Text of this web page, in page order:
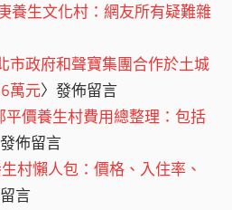
養生文化村：網友所有疑難雜
市政府和聲寶集團合作於土城
萬元〉發佈留言
平價養生村費用總整理：包括
佈留言
村懶人包：價格、入住率、
言